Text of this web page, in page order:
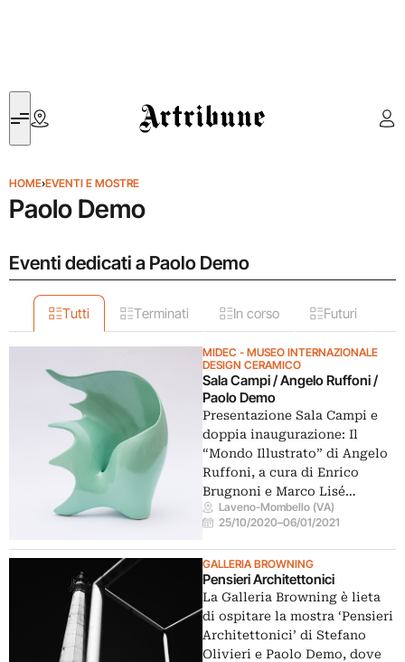
Artribune
HOME›EVENTI E MOSTRE
Paolo Demo
Eventi dedicati a Paolo Demo
Tutti Terminati In corso Futuri
MIDEC - MUSEO INTERNAZIONALE
DESIGN CERAMICO
Sala Campi / Angelo Ruffoni /
Paolo Demo
Presentazione Sala Campi e
doppia inaugurazione: Il
“Mondo Illustrato” di Angelo
Ruffoni, a cura di Enrico
Brugnoni e Marco Lisé…
Laveno-Mombello (VA)
25/10/2020–06/01/2021
GALLERIA BROWNING
Pensieri Architettonici
La Galleria Browning è lieta
di ospitare la mostra ‘Pensieri
Architettonici’ di Stefano
Olivieri e Paolo Demo, dove